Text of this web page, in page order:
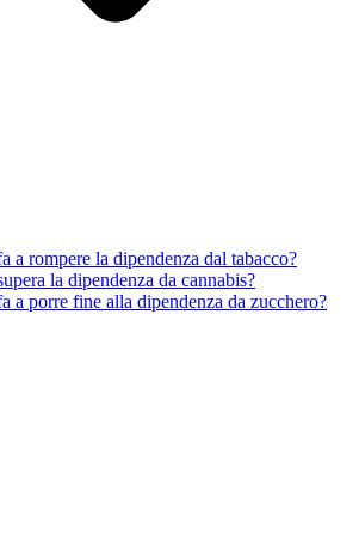
a rompere la dipendenza dal tabacco?
la dipendenza da cannabis?
a porre fine alla dipendenza da zucchero?